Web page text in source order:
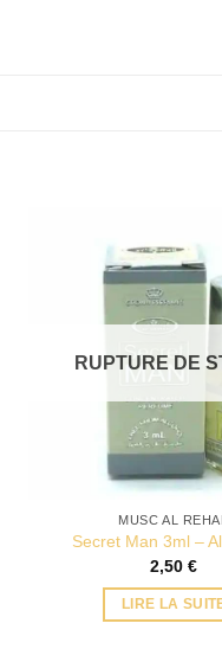
RUPTURE DE
MUSC AL
Secret Man 3ml –
2,50€
LIRE LA